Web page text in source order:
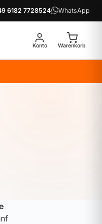
6182 7728524 WhatsApp
Konto Warenkorb